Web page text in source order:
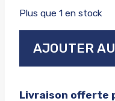
Plus que 1 en stock
1962
AJOUTER
Livraison offerte